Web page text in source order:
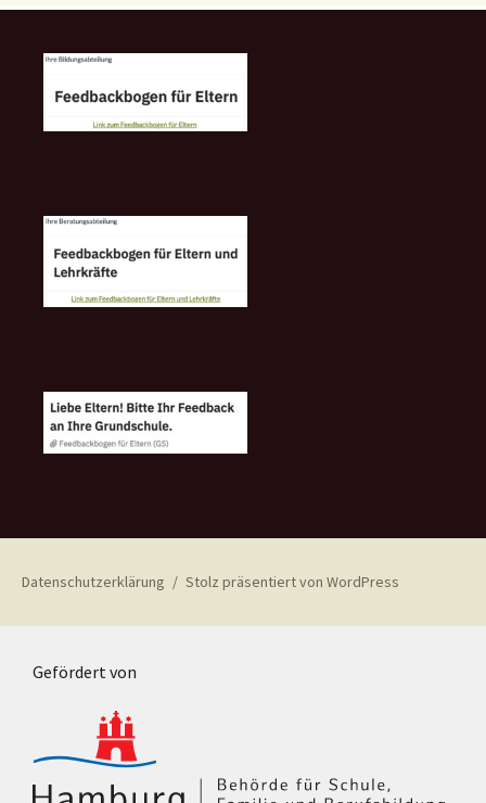
Datenschutzerklärung Stolz präsentiert von WordPress
Gefördert von